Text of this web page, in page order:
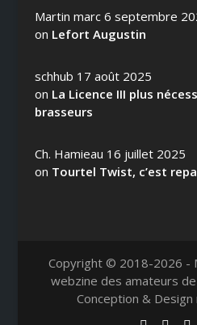
Martin marc 6 septembre
on Lefort Augustin
schhub 17 août 2025
on La Licence III plus
brasseurs
Ch. Hamieau 16 juillet 2025
on Tourtel Twist, c’est
Copyright © 2018-2026 -
webzine des amateurs
Conception &